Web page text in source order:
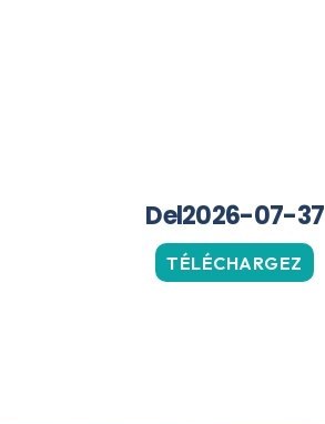
Del2026-07-37
TÉLÉCHARGEZ